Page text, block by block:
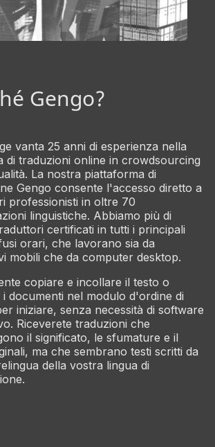
Gengo?
vanta 25 anni di esperienza nella
di traduzioni online in crowdsourcing
La nostra piattaforma di
Gengo consente l'accesso diretto a
professionisti in oltre 70
linguistiche. Abbiamo più di
certificati in tutti i principali
orari, che lavorano sia da
mobili che da computer desktop.
copiare e incollare il testo o
documenti nel modulo d'ordine di
iniziare, senza necessità di software
Riceverete traduzioni che
il significato, le sfumature e il
ma che sembrano testi scritti da
della vostra lingua di